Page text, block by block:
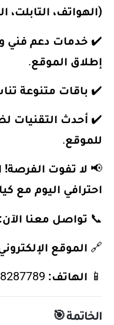
(الهواتف، التابلت،
✔️ خدمات دعم فني
إطلاق الموقع.
✔️ باقات متنوعة
✔️ أحدث التقنيات
للموقع.
📢 لا تفوت
احترافي اليوم مع
📞 تواصل معنا الآن:
🔗 الموقع
📱 الهاتف:
الخاتمة 🎯